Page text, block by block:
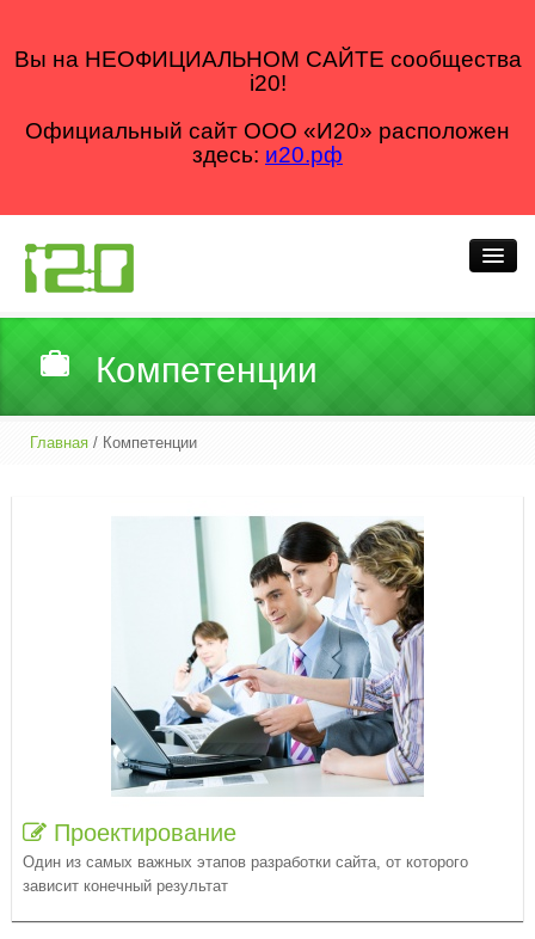
Вы на НЕОФИЦИАЛЬНОМ САЙТЕ сообщества
i20!
Официальный сайт ООО «И20» расположен
здесь: и20.рф
Что делаем
Как делаем
Компетенции
Главная / Компетенции
Проектирование
Один из самых важных этапов разработки сайта, от которого
зависит конечный результат